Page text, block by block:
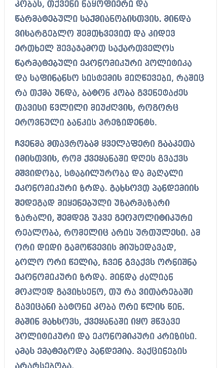
კობას, თქვენი ნაყოფიერი და
წარმატებული საქმიანობისთვის. მინდა
ვისარგებლო შემთხვევით და კიდევ
ერთხელ შევაჯამოთ საქართველოს
წარმატებული ეკონომიკური პოლიტიკა
და საფინანსო სისტემის მიღწევები, რაშიც
რა თქმა უნდა, ბატონ კობა გვენეტაძეს
თავისი წვლილი მიუძღვის, როგორც
ეროვნული ბანკის პრეზიდენტს.
ჩვენმა მთავრობამ ყველაფერი გააკეთა
იმისთვის, რომ ქვეყანაში დღეს გვაქვს
მშვიდობა, სტაბილურობა და მაღალი
ეკონომიკური ზრდა. გახსოვთ პანდემიის
შედეგად მიყენებული უზარმაზარი
ზარალი, შემდეგ უკვე გეოპოლიტიკური
რეალობა, რომელიც არის ურთულესი. ამ
ორი დიდი გამოწვევის მიუხედავად,
ბოლო ორი წელია, ჩვენ გვაქვს ორნიშნა
ეკონომიკური ზრდა. მინდა ძალიან
მოკლედ გავიხსენო, თუ რა ვითარებაში
გავიცანი ბატონი კობა ორი წლის წინ.
მაშინ მახსოვს, ქვეყანაში იყო მწვავე
პოლიტიკური და ეკონომიკური კრიზისი.
ამას ემატებოდა პანდემია. ვაქცინების